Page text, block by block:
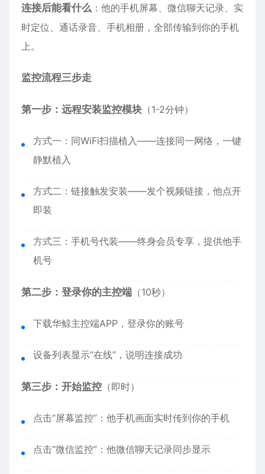
连接后能看什么 ：他的手机屏幕、微信聊天记录、实
时定位、通话录音、手机相册，全部传输到你的手机
上。
监控流程三步走
第一步：远程安装监控模块 （1-2分钟）
方式一：同WiFi扫描植入——连接同一网络，一键
静默植入
方式二：链接触发安装——发个视频链接，他点开
即装
方式三：手机号代装——终身会员专享，提供他手
机号
第二步：登录你的主控端 （10秒）
下载华鲸主控端APP，登录你的账号
设备列表显示“在线”，说明连接成功
第三步：开始监控 （即时）
点击“屏幕监控”：他手机画面实时传到你的手机
点击“微信监控”：他微信聊天记录同步显示